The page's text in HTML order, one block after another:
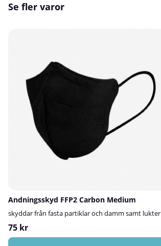
Se fler varor
Andningsskyd FFP2 Carbon Medium
skyddar från fasta partiklar och damm samt lukter
75 kr